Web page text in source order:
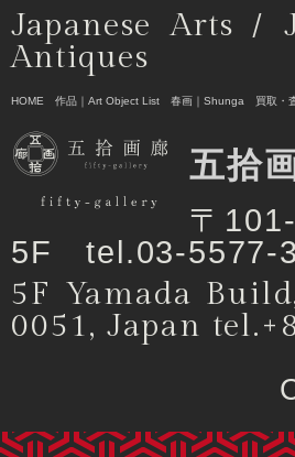
Japanese Arts /
Antiques
HOME 作品｜Art Object List 春画｜Shunga 買取・
五拾
〒
5F tel.03-5577-
5F Yamada
0051, Japan